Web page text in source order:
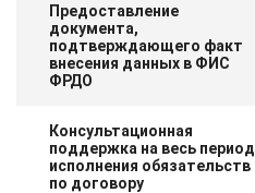
Предоставление
документа,
подтверждающего факт
внесения данных в ФИС
ФРДО
Консультационная
поддержка на весь период
исполнения обязательств
по договору